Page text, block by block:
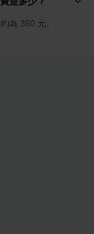
為 360 元。